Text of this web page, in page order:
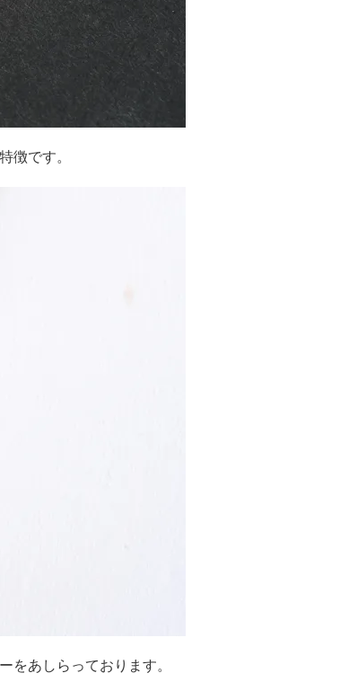
徴です。
をあしらっております。